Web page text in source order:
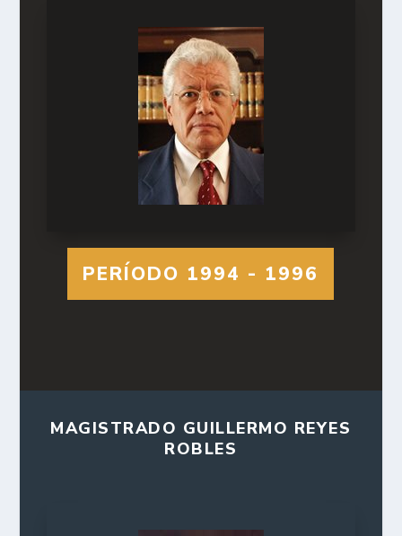
PERÍODO 1994 - 1996
MAGISTRADO GUILLERMO REYES
ROBLES